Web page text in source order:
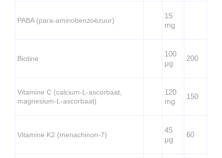
PABA (para-aminobenzoëzuur)
15
mg
Biotine
100
μg
200
Vitamine C (calcium-L-ascorbaat,
magnesium-L-ascorbaat)
120
mg
150
Vitamine K2 (menachinon-7)
45
μg
60